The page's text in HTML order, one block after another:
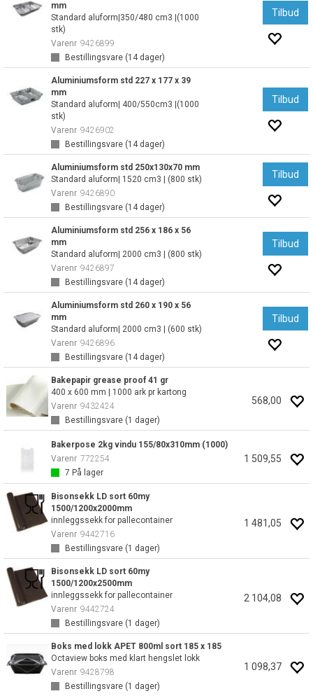
mm
Standard aluform|350/480 cm3 |(1000
stk)
Varenr 9426899
Bestillingsvare (14dager)
Tilbud
Aluminiumsform std 227 x 177 x 39
mm
Standard aluform| 400/550cm3 |(1000
stk)
Varenr 9426902
Bestillingsvare (14dager)
Tilbud
Aluminiumsform std 250x130x70 mm
Standard aluform| 1520 cm3 | (800 stk)
Varenr 9426890
Bestillingsvare (14dager)
Tilbud
Aluminiumsform std 256 x 186 x 56
mm
Standard aluform| 2000 cm3 | (800 stk)
Varenr 9426897
Bestillingsvare (14dager)
Tilbud
Aluminiumsform std 260 x 190 x 56
mm
Standard aluform| 2000 cm3 | (600 stk)
Varenr 9426896
Bestillingsvare (14dager)
Tilbud
Bakepapir grease proof 41 gr
400 x 600 mm | 1000 ark pr kartong
Varenr 9432424
Bestillingsvare (1 dager)
568,00
Bakerpose 2kg vindu 155/80x310mm (1000)
Varenr 772254
7 På lager
1 509,55
Bisonsekk LD sort 60my
1500/1200x2000mm
innleggssekk for pallecontainer
Varenr 9442716
Bestillingsvare (1 dager)
1 481,05
Bisonsekk LD sort 60my
1500/1200x2500mm
innleggssekk for pallecontainer
Varenr 9442724
Bestillingsvare (1 dager)
2 104,08
Boks med lokk APET 800ml sort 185 x 185
Octaview boks med klart hengslet lokk
Varenr 9428798
Bestillingsvare (1 dager)
1 098,37